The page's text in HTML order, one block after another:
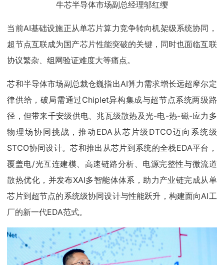
牛芯半导体市场副总经理邬红缨
当前AI基础设施正从单芯片算力竞争转向机架级系统协同，
超节点互联成为国产芯片性能突破的关键，同时也面临互联
协议繁杂、组网验证难度大等痛点。
芯和半导体市场副总裁仓巍指出AI算力需求增长远超摩尔定
律供给，破局需通过Chiplet异构集成与超节点系统两级路
径，但带来千安级供电、兆瓦级散热及光-电-热-磁-应力多
物理场协同挑战，推动EDA从芯片级DTCO迈向系统级
STCO协同设计。芯和推出从芯片到系统的全栈EDA平台，
覆盖电/光互连建模、高速链路分析、电源完整性与微流道
散热优化，并发布XAI多智能体体系，助力产业链完成从单
芯片到超节点的系统级协同设计与性能跃升，构建面向AI工
厂的新一代EDA范式。